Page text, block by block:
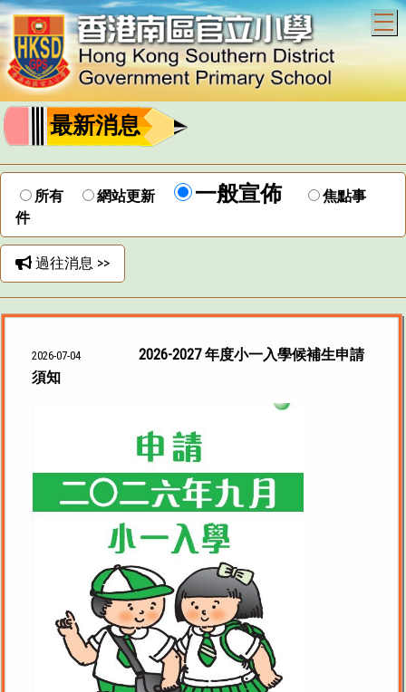
最新消息
所有 網站更新 一般宣佈
焦點事
件
過往消息 >>
2026-07-04
2026-2027 年度小一入學候補生申請
須知